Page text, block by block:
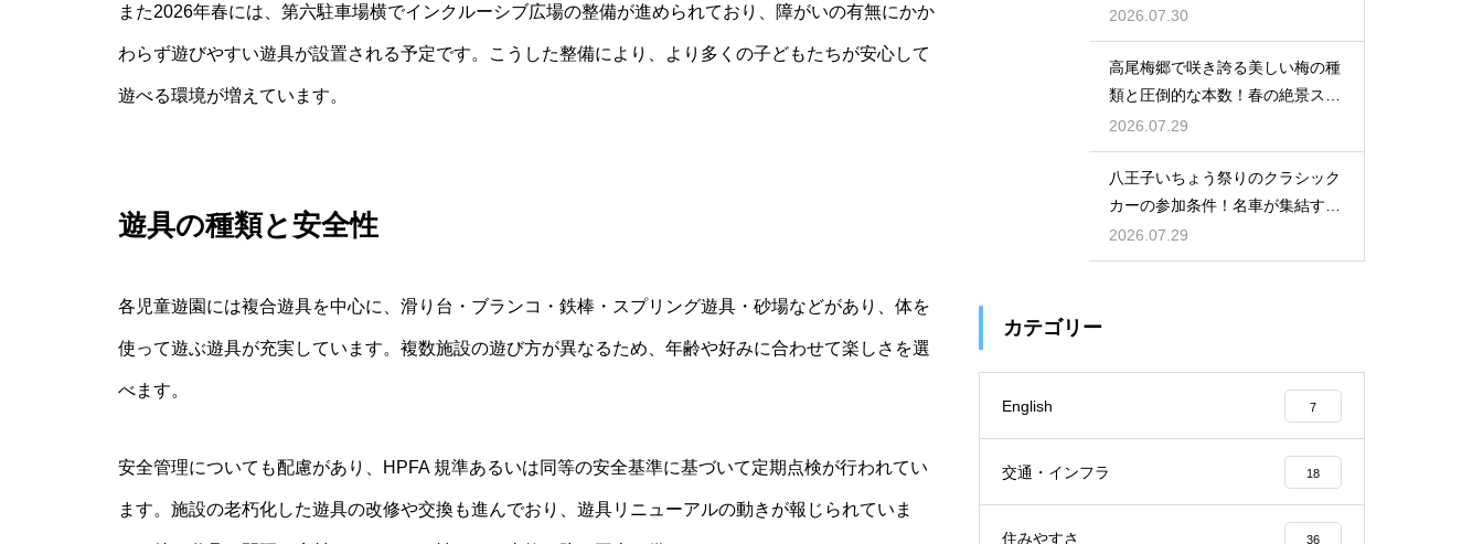
また2026年春には、第六駐車場横でインクルーシブ広場の整備が進められており、障がいの有無にかか
わらず遊びやすい遊具が設置される予定です。こうした整備により、より多くの子どもたちが安心して
遊べる環境が増えています。
遊具の種類と安全性
各児童遊園には複合遊具を中心に、滑り台・ブランコ・鉄棒・スプリング遊具・砂場などがあり、体を
使って遊ぶ遊具が充実しています。複数施設の遊び方が異なるため、年齢や好みに合わせて楽しさを選
べます。
安全管理についても配慮があり、HPFA 規準あるいは同等の安全基準に基づいて定期点検が行われてい
ます。施設の老朽化した遊具の改修や交換も進んでおり、遊具リニューアルの動きが報じられていま
利用条件
2026.07.30
高尾梅郷で咲き誇る美しい梅の種
類と圧倒的な本数！春の絶景スポ
ット紹介
2026.07.29
八王子いちょう祭りのクラシック
カーの参加条件！名車が集結する
大興奮の嵐
2026.07.29
カテゴリー
English 7
交通・インフラ 18
住みやすさ 36